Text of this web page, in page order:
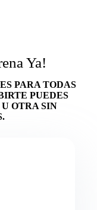
Ya!
PARA TODAS
PUEDES
OTRA SIN